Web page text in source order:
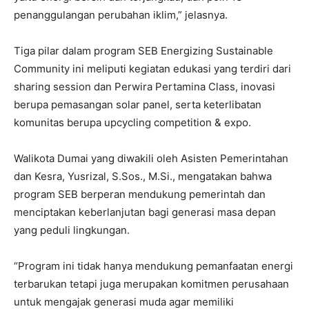
penanggulangan perubahan iklim,” jelasnya.
Tiga pilar dalam program SEB Energizing Sustainable
Community ini meliputi kegiatan edukasi yang terdiri dari
sharing session dan Perwira Pertamina Class, inovasi
berupa pemasangan solar panel, serta keterlibatan
komunitas berupa upcycling competition & expo.
Walikota Dumai yang diwakili oleh Asisten Pemerintahan
dan Kesra, Yusrizal, S.Sos., M.Si., mengatakan bahwa
program SEB berperan mendukung pemerintah dan
menciptakan keberlanjutan bagi generasi masa depan
yang peduli lingkungan.
“Program ini tidak hanya mendukung pemanfaatan energi
terbarukan tetapi juga merupakan komitmen perusahaan
untuk mengajak generasi muda agar memiliki